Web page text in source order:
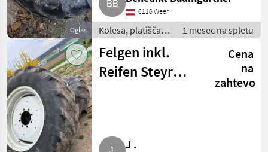
Oglas
6116 Weer
Kolesa, platišča in
pnevmatike /
Druga kolesa,
platišča in
pnevmatike
1 mesec na spletu
Felgen inkl.
Reifen Steyr
Cena
na
zahtevo
J .